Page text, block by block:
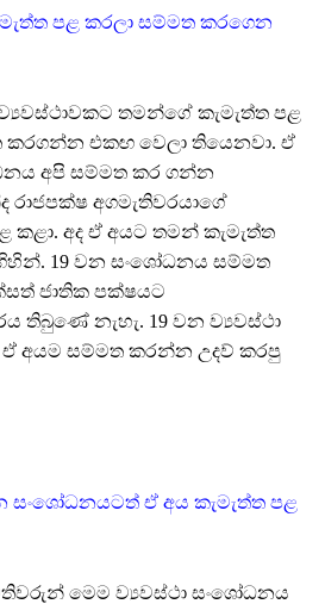
පළ කරලා සම්මත කරගෙන
තමන්ගේ කැමැත්ත පළ
කරගන්න එකඟ වෙලා තියෙනවා. ඒ
අපි සම්මත කර ගන්න
රාජපක්ෂ අගමැතිවරයාගේ
කළා. අද ඒ අයට තමන් කැමැත්ත
19 වන සංශෝධනය සම්මත
ජාතික පක්ෂයට
තිබුණේ නැහැ. 19 වන ව්‍යවස්ථා
අයම සම්මත කරන්න උදව් කරපු
සංශෝධනයටත් ඒ අය කැමැත්ත පළ
මෙම ව්‍යවස්ථා සංශෝධනය